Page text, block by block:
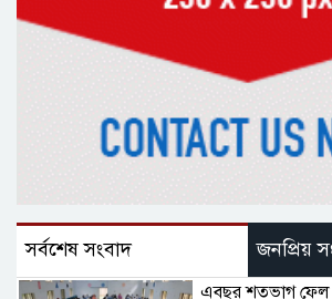
সর্বশেষ সংবাদ জনপ্রিয়
এবছর শতভাগ ফেল